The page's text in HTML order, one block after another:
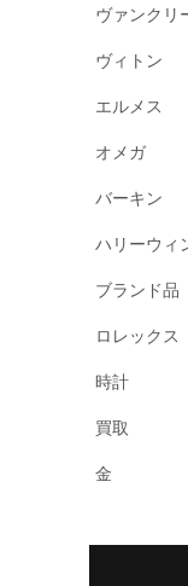
ヴァンクリ
ヴィトン
エルメス
オメガ
バーキン
ハリーウィ
ブランド品
ロレックス
時計
買取
金